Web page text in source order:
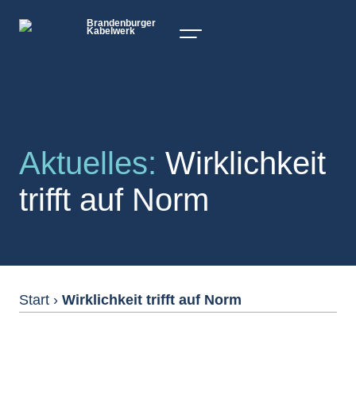
Brandenburger
Kabelwerk
Aktuelles: Wirklichkeit
trifft auf Norm
Start › Wirklichkeit trifft auf Norm